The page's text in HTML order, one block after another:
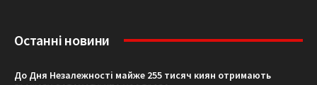
Останні новини
До Дня Незалежності майже 255 тисяч киян отримають